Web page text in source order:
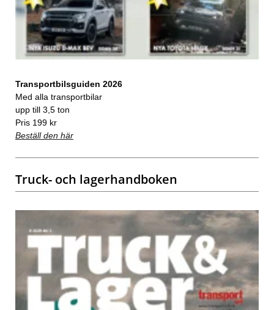
Transportbilsguiden 2026
Med alla transportbilar
upp till 3,5 ton
Pris 199 kr
Beställ den här
Truck- och lagerhandboken